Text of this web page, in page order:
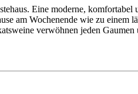
Eine moderne, komfortabel
am Wochenende wie zu einem
verwöhnen jeden